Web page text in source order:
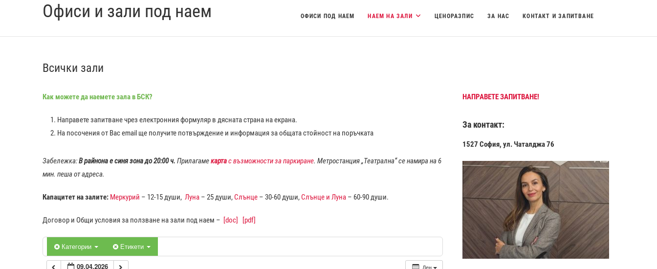
Офиси и зали под наем ОФИСИ ПОД НАЕМ НАЕМ НА ЗАЛИ ЦЕНОРАЗПИС ЗА НАС КОНТАКТ И ЗАПИТВАНЕ
Всички зали
Как можете да наемете зала в БСК?
Направете запитване чрез електронния формуляр в дясната страна на екрана.
На посочения от Вас еmail ще получите потвърждение и информация за общата стойност на поръчката
Забележка:В райнона е синя зона до 20:00 ч. Прилагамекартас възможности за паркиране. Метростанция „Театрална“ се намира на 6
мин. пеша от адреса.
Капацитет на залите: Меркурий – 12-15 души, Луна – 25 души, Слънце – 30-60 души, Слънце и Луна – 60-90 души.
Договор и Общи условия за ползване на зали под наем – [doc] [pdf]
Категории Етикети
Ден
09.04.2026
0:00
1:00 НАПРАВЕТЕ ЗАПИТВАНЕ!
За контакт:
1527 София, ул. Чаталджа 76